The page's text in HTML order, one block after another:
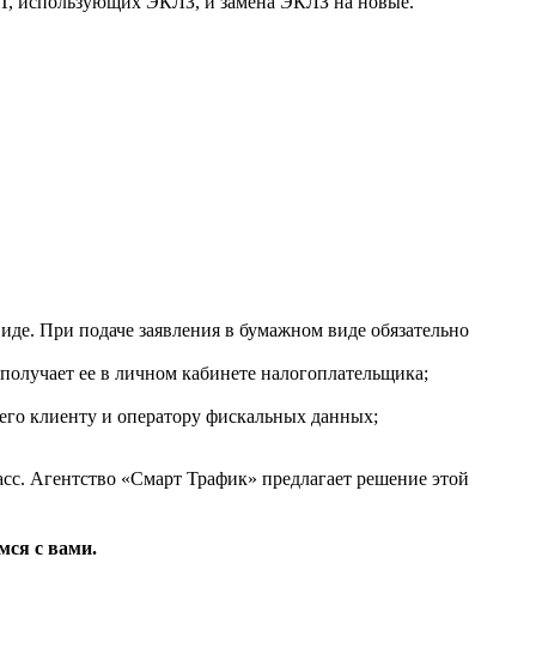
При подаче заявления в бумажном виде обязательно
ее в личном кабинете налогоплательщика;
клиенту и оператору фискальных данных;
Агентство «Смарт Трафик» предлагает решение этой
с вами.